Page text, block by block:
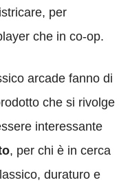
per
che in co-op.
arcade fanno di
che si rivolge
interessante
, per chi è in cerca
duraturo e